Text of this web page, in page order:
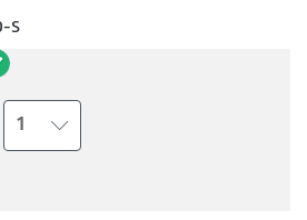
S
1